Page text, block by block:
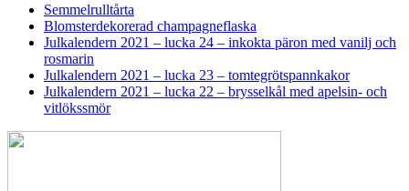
Semmelrulltårta
Blomsterdekorerad champagneflaska
Julkalendern 2021 – lucka 24 – inkokta päron med vanilj och
rosmarin
Julkalendern 2021 – lucka 23 – tomtegrötspannkakor
Julkalendern 2021 – lucka 22 – brysselkål med apelsin- och
vitlökssmör